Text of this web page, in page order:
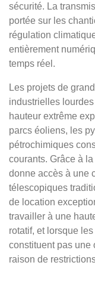
sécurité. La
portée sur les
régulation
entièrement
temps réel.
Les projets de
industrielles
hauteur extrême
parcs éoliens, les
pétrochimiques
courants. Grâce à
donne accès à une
télescopiques
de location
travailler à une
rotatif, et lorsque
constituent pas une
raison de